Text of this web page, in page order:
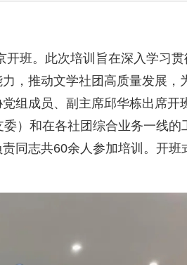
班。此次培训旨在深入学习贯
，推动文学社团高质量发展，
组成员、副主席邱华栋出席开
）和在各社团综合业务一线的
同志共60余人参加培训。开班